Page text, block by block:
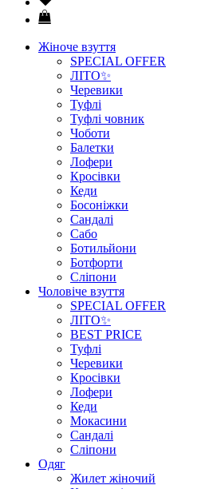
Жіноче взуття
SPECIAL OFFER
ЛІТО✨
Черевики
Туфлі
Туфлі човник
Чоботи
Балетки
Лофери
Кросівки
Кеди
Босоніжки
Сандалі
Сабо
Ботильйони
Ботфорти
Сліпони
Чоловіче взуття
SPECIAL OFFER
ЛІТО✨
BEST PRICE
Туфлі
Черевики
Кросівки
Лофери
Кеди
Мокасини
Сандалі
Сліпони
Одяг
Жилет жіночий